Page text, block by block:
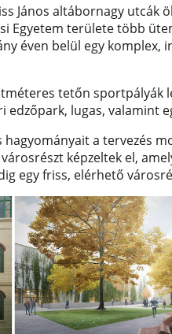
János altábornagy utcák
Egyetem területe több
éven belül egy komplex,
tetőn sportpályák
lugas, valamint
a tervezés
képzeltek el,
egy friss, elérhető